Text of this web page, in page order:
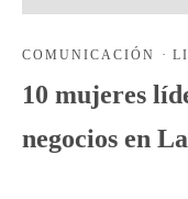
COMUNICACIÓN ·
10 mujeres
negocios en